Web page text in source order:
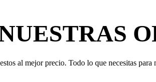
al mejor precio. Todo lo que necesitas